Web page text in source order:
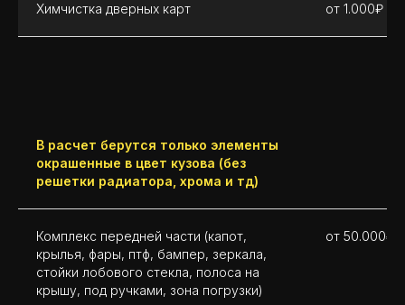
Химчистка дверных карт от 1.000₽
В расчет берутся только элементы
окрашенные в цвет кузова (без
решетки радиатора, хрома и тд)
Комплекс передней части (капот,
крылья, фары, птф, бампер, зеркала,
стойки лобового стекла, полоса на
крышу, под ручками, зона погрузки)
от 50.000₽